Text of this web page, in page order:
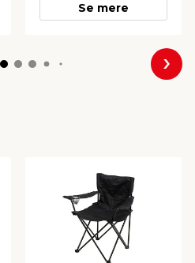
Se mere